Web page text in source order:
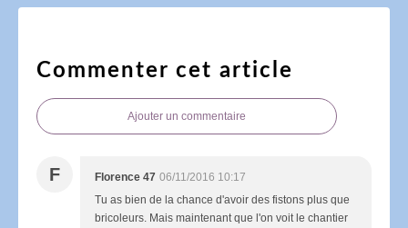
Commenter cet article
Ajouter un commentaire
F Florence 47 06/11/2016 10:17
Tu as bien de la chance d'avoir des fistons plus que
bricoleurs. Mais maintenant que l'on voit le chantier